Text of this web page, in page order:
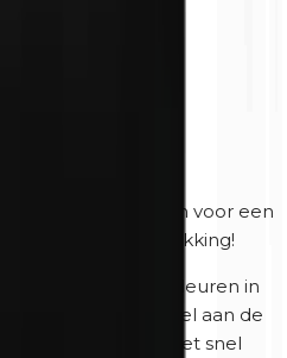
aan voor een
en betere dekking!
volgorde je de kleuren in
heeft een spiegel aan de
applicator voor het snel